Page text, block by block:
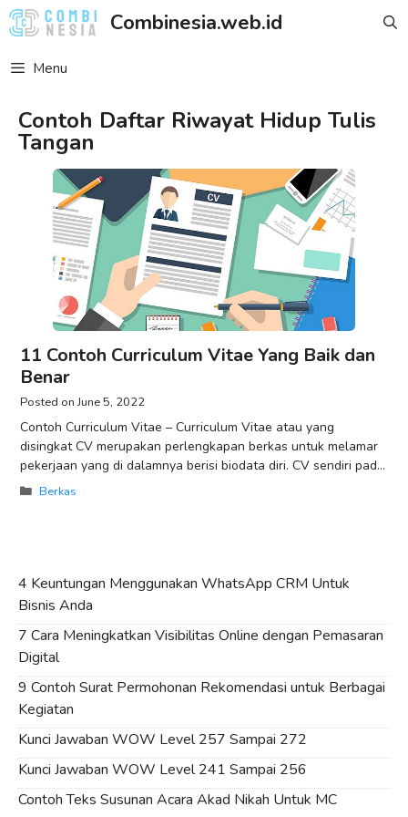
Skip
to
Combinesia.web.id
Menu
Contoh Daftar Riwayat Hidup Tulis
Tangan
11 Contoh Curriculum Vitae Yang Baik dan
Benar
June 5, 2022
Contoh Curriculum Vitae – Curriculum Vitae atau yang
disingkat CV merupakan perlengkapan berkas untuk melamar
pekerjaan yang di dalamnya berisi biodata diri. CV sendiri pada
dasarnya berupa daftar riwayat hidup
Categories
Berkas
4 Keuntungan Menggunakan WhatsApp CRM Untuk
Bisnis Anda
7 Cara Meningkatkan Visibilitas Online dengan Pemasaran
Digital
9 Contoh Surat Permohonan Rekomendasi untuk Berbagai
Kegiatan
Kunci Jawaban WOW Level 257 Sampai 272
Kunci Jawaban WOW Level 241 Sampai 256
Contoh Teks Susunan Acara Akad Nikah Untuk MC